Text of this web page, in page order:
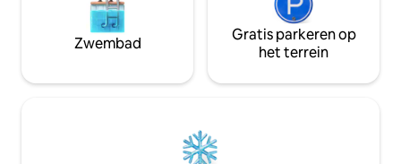
Zwembad
Gratis parkeren op
het terrein